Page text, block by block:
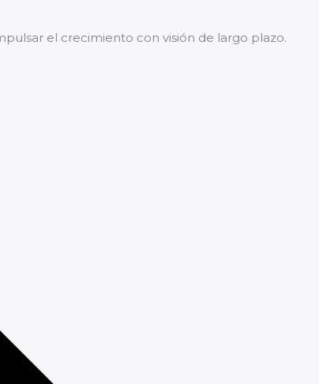
el crecimiento con visión de largo plazo.